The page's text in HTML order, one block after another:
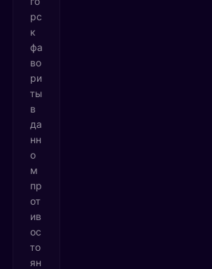
рс
к
фа
во
ри
ты
в
да
нн
о
м
пр
от
ив
ос
то
ян